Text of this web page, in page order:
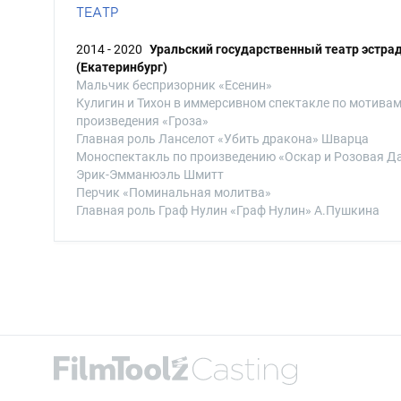
ТЕАТР
2014 - 2020 Уральский государственный театр
(Екатеринбург)
Мальчик беспризорник «Есенин»
Кулигин и Тихон в иммерсивном спектакле по мотивам
произведения «Гроза»
Главная роль Ланселот «Убить дракона» Шварца
Моноспектакль по произведению «Оскар и Розовая
Эрик-Эмманюэль Шмитт
Перчик «Поминальная молитва»
Главная роль Граф Нулин «Граф Нулин» А.Пушкина